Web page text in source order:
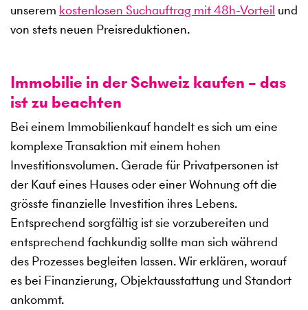
unserem kostenlosen Suchauftrag mit 48h-Vorteil und
von stets neuen Preisreduktionen.
Immobilie in der Schweiz kaufen – das
ist zu beachten
Bei einem Immobilienkauf handelt es sich um eine
komplexe Transaktion mit einem hohen
Investitionsvolumen. Gerade für Privatpersonen ist
der Kauf eines Hauses oder einer Wohnung oft die
grösste finanzielle Investition ihres Lebens.
Entsprechend sorgfältig ist sie vorzubereiten und
entsprechend fachkundig sollte man sich während
des Prozesses begleiten lassen. Wir erklären, worauf
es bei Finanzierung, Objektausstattung und Standort
ankommt.